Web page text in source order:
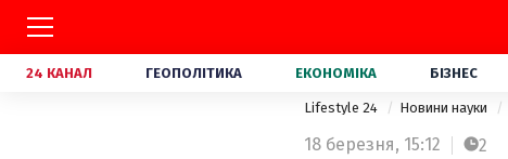
24 КАНАЛ ГЕОПОЛІТИКА ЕКОНОМІКА БІЗНЕС
Lifestyle 24 Новини науки
18 березня, 15:12 2